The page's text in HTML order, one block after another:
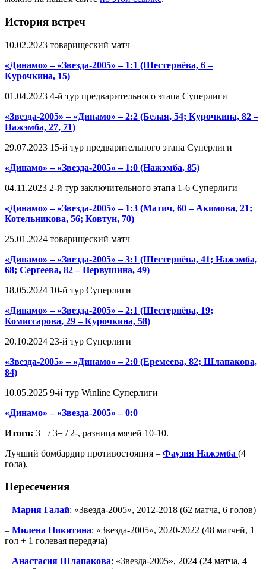
История встреч
10.02.2023 товарищеский матч
«Динамо» – «Звезда-2005» – 1:1 (Шестернёва, 6 –
Курочкина, 15)
01.04.2023 4-й тур предварительного этапа Суперлиги
«Звезда-2005» – «Динамо» – 2:2 (Белая, 54; Курочкина, 82 –
Нажэмба, 27, 71)
29.07.2023 15-й тур предварительного этапа Суперлиги
«Динамо» – «Звезда-2005» – 1:0 (Нажэмба, 85)
04.11.2023 2-й тур заключительного этапа 1-6 Суперлиги
«Динамо» – «Звезда-2005» – 1:3 (Матич, 60 – Акимова, 21;
Котельникова, 56; Ковтун, 70)
25.01.2024 товарищеский матч
«Динамо» – «Звезда-2005» – 3:1 (Шестернёва, 41; Нажэмба,
68; Сергеева, 82 – Первушина, 49)
18.05.2024 10-й тур Суперлиги
«Динамо» – «Звезда-2005» – 2:1 (Шестернёва, 19;
Комиссарова, 29 – Курочкина, 58)
20.10.2024 23-й тур Суперлиги
«Звезда-2005» – «Динамо» – 2:0 (Еремеева, 82; Шлапакова,
84)
10.05.2025 9-й тур Winline Суперлиги
«Динамо» – «Звезда-2005» – 0:0
Итого: 3+ / 3= / 2-, разница мячей 10-10.
Лучший бомбардир противостояния – Фаузия Нажэмба (4
гола).
Пересечения
– Мария Галай: «Звезда-2005», 2012-2018 (62 матча, 6 голов)
– Милена Никитина: «Звезда-2005», 2020-2022 (48 матчей, 1
гол + 1 голевая передача)
– Анастасия Шлапакова: «Звезда-2005», 2024 (24 матча, 4